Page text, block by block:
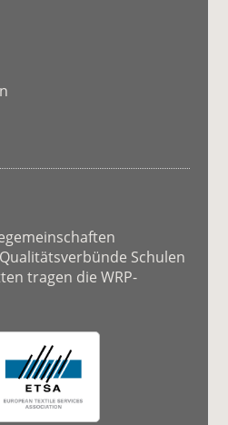
Schulen
tragen die WRP-